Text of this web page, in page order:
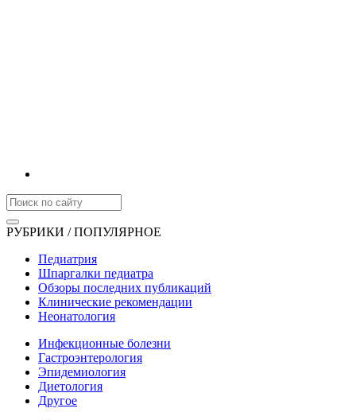
РУБРИКИ / ПОПУЛЯРНОЕ
Педиатрия
Шпаргалки педиатра
Обзоры последних публикаций
Клинические рекомендации
Неонатология
Инфекционные болезни
Гастроэнтерология
Эпидемиология
Диетология
Другое